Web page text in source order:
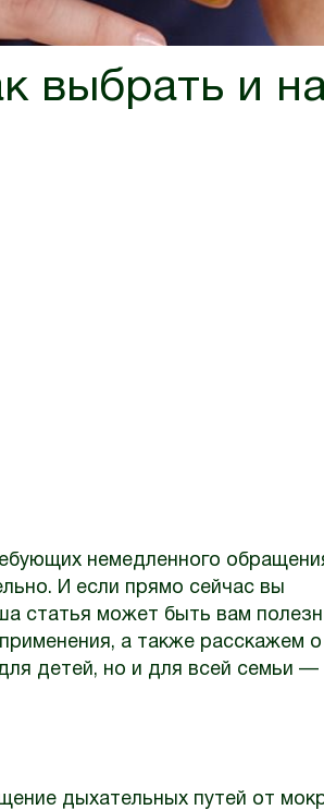
выбрать и
немедленного
И если прямо сейчас вы
статья может быть вам
а также расскажем о
детей, но и для всей семьи —
дыхательных путей от